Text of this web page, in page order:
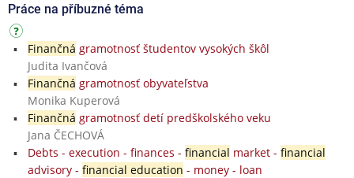
Práce na příbuzné téma
Finančná gramotnosť študentov vysokých škôl
Judita Ivančová
Finančná gramotnosť obyvateľstva
Monika Kuperová
Finančná gramotnosť detí predškolského veku
Jana ČECHOVÁ
Debts - execution - finances - financial market - financial
advisory - financial education - money - loan